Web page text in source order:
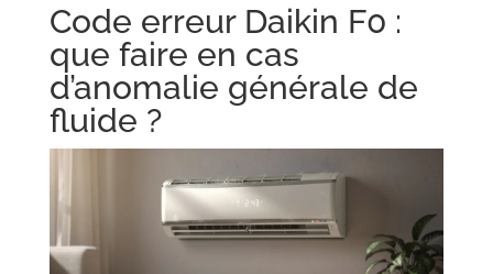
Code erreur Daikin F0 :
que faire en cas
d’anomalie générale de
fluide ?